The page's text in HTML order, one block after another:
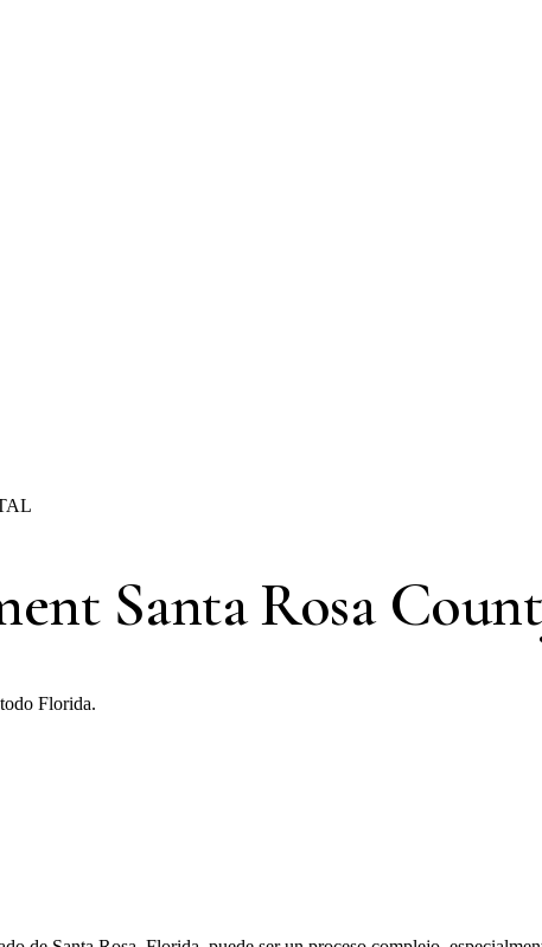
Santa Rosa
Florida.